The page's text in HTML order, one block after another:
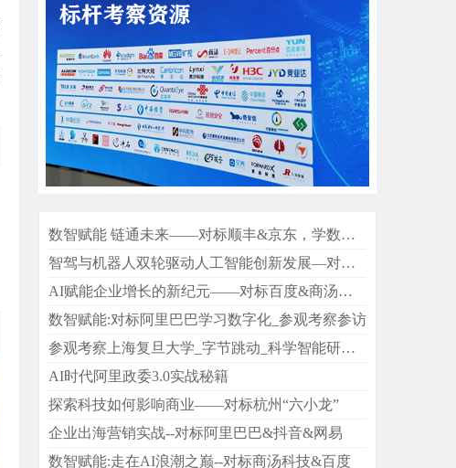
数智赋能 链通未来——对标顺丰&京东，学数字供应链升级
智驾与机器人双轮驱动人工智能创新发展—对标百度阿波罗&机器人创新中心
AI赋能企业增长的新纪元——对标百度&商汤科技&科大讯飞&寒武纪学人工智能
数智赋能:对标阿里巴巴学习数字化_参观考察参访
参观考察上海复旦大学_字节跳动_科学智能研究院_阿里，学习AI赋能
AI时代阿里政委3.0实战秘籍
探索科技如何影响商业——对标杭州“六小龙”
企业出海营销实战--对标阿里巴巴&抖音&网易
数智赋能:走在AI浪潮之巅--对标商汤科技&百度